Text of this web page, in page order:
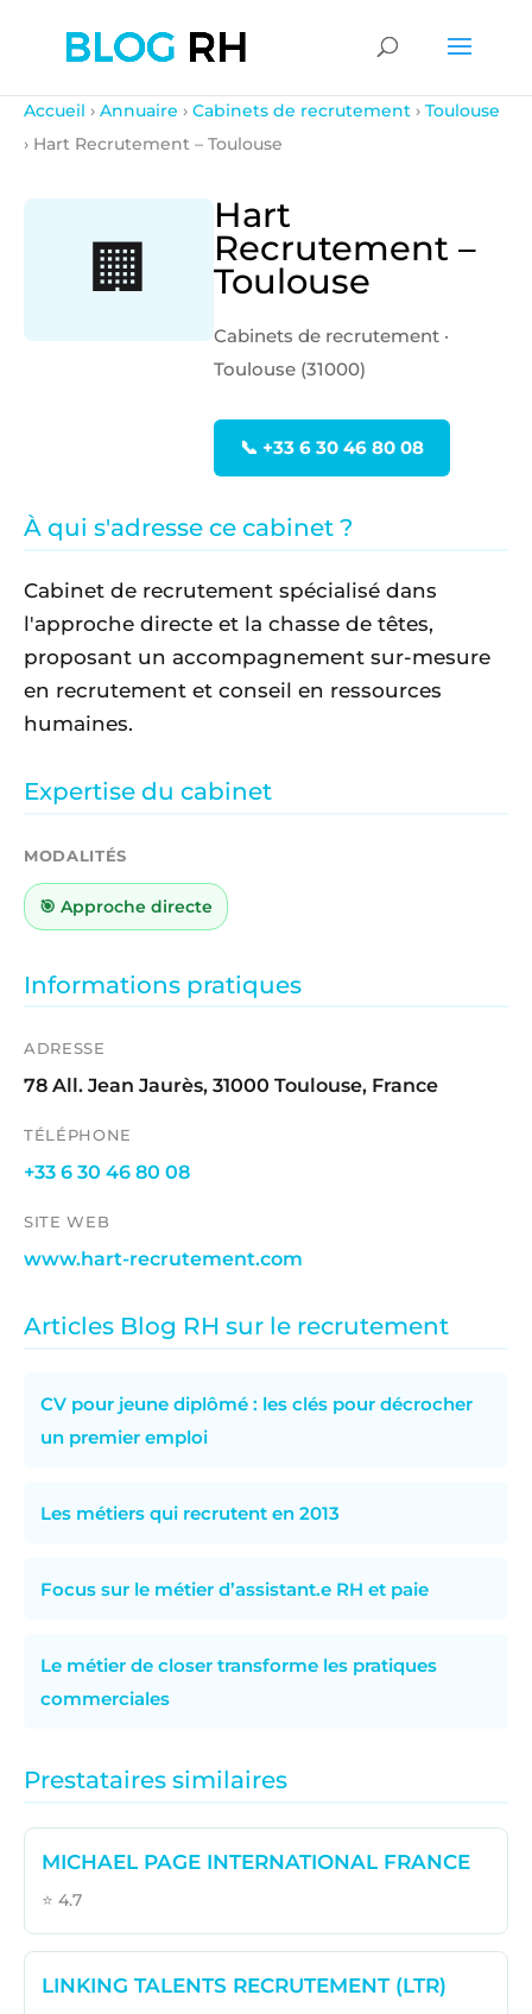
Accueil › Annuaire › Cabinets de recrutement › Toulouse
› Hart Recrutement – Toulouse
🏢
Hart
Recrutement –
Toulouse
Cabinets de recrutement ·
Toulouse (31000)
📞 +33 6 30 46 80 08
À qui s'adresse ce cabinet ?
Cabinet de recrutement spécialisé dans
l'approche directe et la chasse de têtes,
proposant un accompagnement sur-mesure
en recrutement et conseil en ressources
humaines.
Expertise du cabinet
MODALITÉS
🎯 Approche directe
Informations pratiques
ADRESSE
78 All. Jean Jaurès, 31000 Toulouse, France
TÉLÉPHONE
+33 6 30 46 80 08
SITE WEB
www.hart-recrutement.com
Articles Blog RH sur le recrutement
CV pour jeune diplômé : les clés pour décrocher
un premier emploi
Les métiers qui recrutent en 2013
Focus sur le métier d’assistant.e RH et paie
Le métier de closer transforme les pratiques
commerciales
Prestataires similaires
MICHAEL PAGE INTERNATIONAL FRANCE
⭐ 4.7
LINKING TALENTS RECRUTEMENT (LTR)